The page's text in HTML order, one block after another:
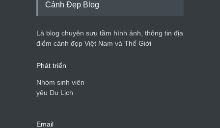
du lịch quốc gia
Cảnh đẹp Việt Nam 24/04/2020
Cảnh Đẹp Blog
Là blog chuyên sưu tầm hình ảnh, thông tin địa
điểm cảnh đẹp Việt Nam và Thế Giới
Phát triển
Nhóm sinh viên
yêu Du Lịch
Email